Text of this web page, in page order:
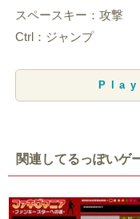
スペースキー：攻撃
Ctrl：ジャンプ
関連してるっぽいゲ